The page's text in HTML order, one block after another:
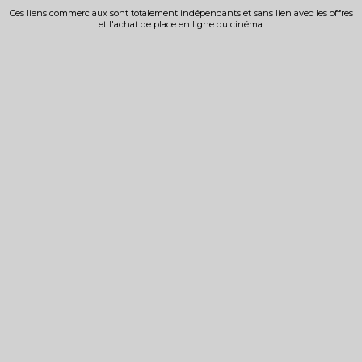
Ces liens commerciaux sont totalement indépendants et sans lien avec les offres
et l'achat de place en ligne du cinéma.